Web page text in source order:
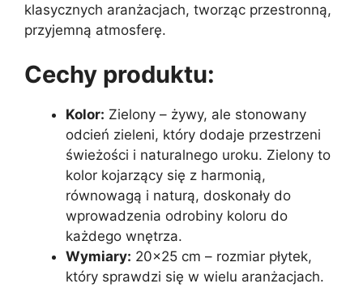
klasycznych aranżacjach, tworząc przestronną,
przyjemną atmosferę.
Cechy produktu:
Kolor: Zielony – żywy, ale stonowany
odcień zieleni, który dodaje przestrzeni
świeżości i naturalnego uroku. Zielony to
kolor kojarzący się z harmonią,
równowagą i naturą, doskonały do
wprowadzenia odrobiny koloru do
każdego wnętrza.
Wymiary: 20×25 cm – rozmiar płytek,
który sprawdzi się w wielu aranżacjach.